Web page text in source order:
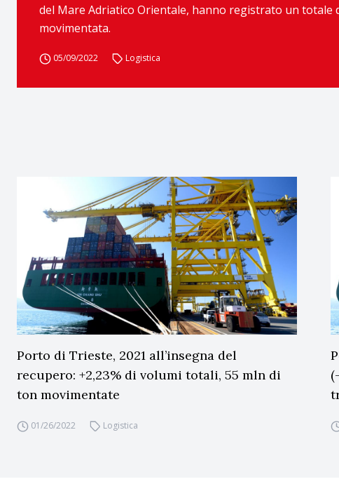
del Mare Adriatico Orientale, hanno registrato un totale
movimentata.
05/09/2022 Logistica
Porto di Trieste, 2021 all’insegna del
recupero: +2,23% di volumi totali, 55 mln di
ton movimentate
01/26/2022 Logistica